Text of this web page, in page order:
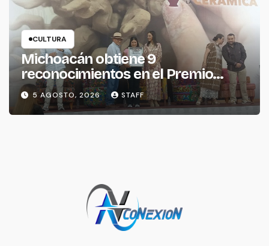
CULTURA
Michoacán obtiene 9
reconocimientos en el Premio
Nacional de la Cerámica
5 AGOSTO, 2026 STAFF